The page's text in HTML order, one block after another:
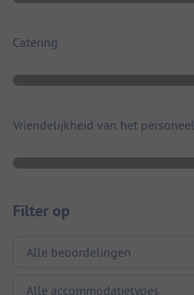
Catering
Vriendelijkheid van het personeel
Filter op